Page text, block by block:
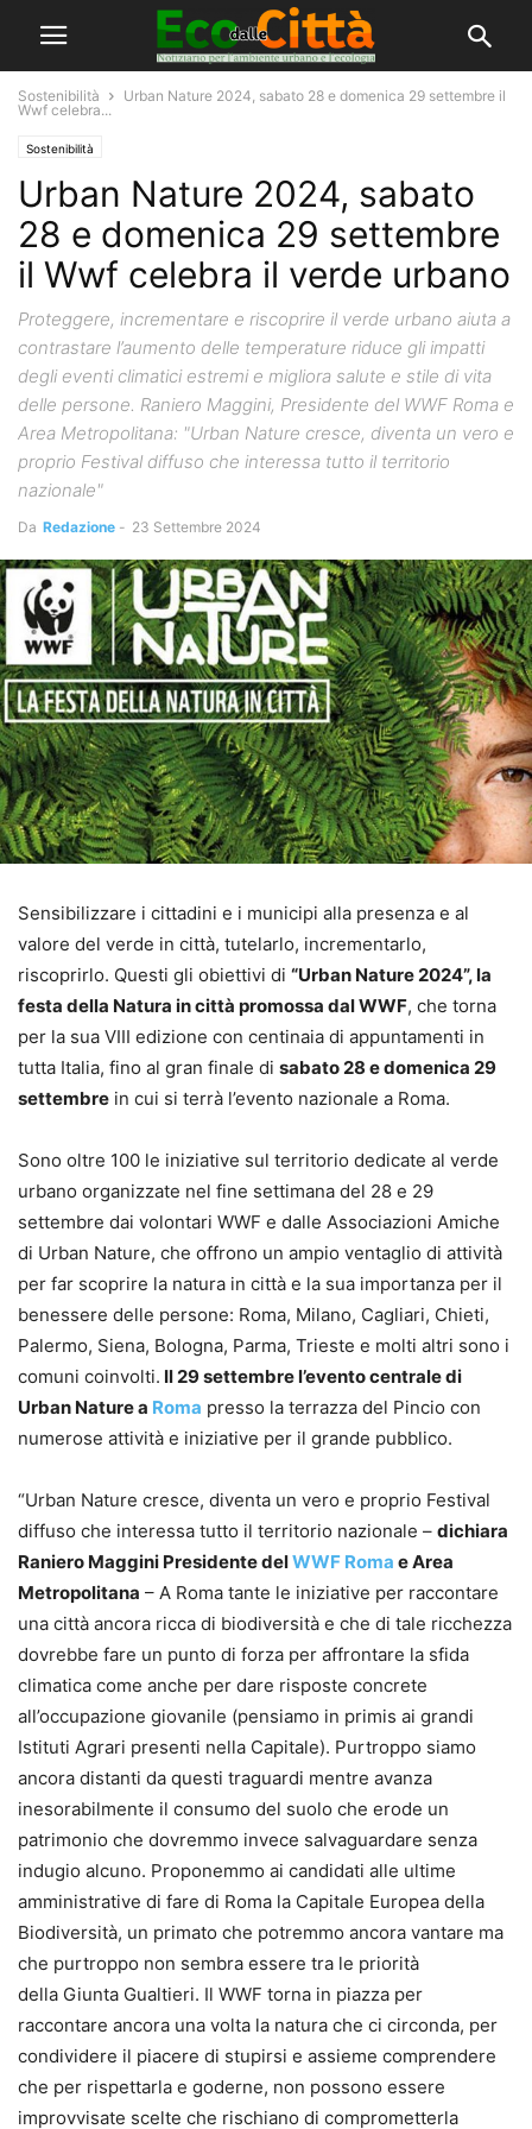
Sostenibilità
Urban Nature 2024, sabato 28 e domenica 29 settembre il
Wwf celebra...
Sostenibilità
Urban Nature 2024, sabato
28 e domenica 29 settembre
il Wwf celebra il verde urbano
Proteggere, incrementare e riscoprire il verde urbano aiuta a
contrastare l’aumento delle temperature riduce gli impatti
degli eventi climatici estremi e migliora salute e stile di vita
delle persone. Raniero Maggini, Presidente del WWF Roma e
Area Metropolitana: "Urban Nature cresce, diventa un vero e
proprio Festival diffuso che interessa tutto il territorio
nazionale"
Da Redazione - 23 Settembre 2024
Sensibilizzare i cittadini e i municipi alla presenza e al
valore del verde in città, tutelarlo, incrementarlo,
riscoprirlo. Questi gli obiettivi di “Urban Nature 2024”, la
festa della Natura in città promossa dal WWF, che torna
per la sua VIII edizione con centinaia di appuntamenti in
tutta Italia, fino al gran finale di sabato 28 e domenica 29
settembre in cui si terrà l’evento nazionale a Roma.
Sono oltre 100 le iniziative sul territorio dedicate al verde
urbano organizzate nel fine settimana del 28 e 29
settembre dai volontari WWF e dalle Associazioni Amiche
di Urban Nature, che offrono un ampio ventaglio di attività
per far scoprire la natura in città e la sua importanza per il
benessere delle persone: Roma, Milano, Cagliari, Chieti,
Palermo, Siena, Bologna, Parma, Trieste e molti altri sono i
comuni coinvolti. Il 29 settembre l’evento centrale di
Urban Nature a Roma presso la terrazza del Pincio con
numerose attività e iniziative per il grande pubblico.
“Urban Nature cresce, diventa un vero e proprio Festival
diffuso che interessa tutto il territorio nazionale – dichiara
Raniero Maggini Presidente delWWF Roma e Area
Metropolitana – A Roma tante le iniziative per raccontare
una città ancora ricca di biodiversità e che di tale ricchezza
dovrebbe fare un punto di forza per affrontare la sfida
climatica come anche per dare risposte concrete
all’occupazione giovanile (pensiamo in primis ai grandi
Istituti Agrari presenti nella Capitale). Purtroppo siamo
ancora distanti da questi traguardi mentre avanza
inesorabilmente il consumo del suolo che erode un
patrimonio che dovremmo invece salvaguardare senza
indugio alcuno. Proponemmo ai candidati alle ultime
amministrative di fare di Roma la Capitale Europea della
Biodiversità, un primato che potremmo ancora vantare ma
che purtroppo non sembra essere tra le priorità
della Giunta Gualtieri. Il WWF torna in piazza per
raccontare ancora una volta la natura che ci circonda, per
condividere il piacere di stupirsi e assieme comprendere
che per rispettarla e goderne, non possono essere
improvvisate scelte che rischiano di comprometterla